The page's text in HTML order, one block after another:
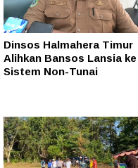
Dinsos Halmahera Timur
Alihkan Bansos Lansia ke
Sistem Non-Tunai